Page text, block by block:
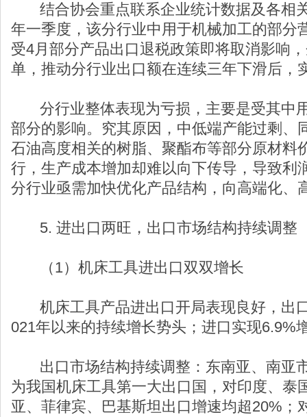
结合协会重点联系企业统计数据及各相
年一季度，该分行业中用于机械加工的部分
受4月部分产品出口退税政策即将取消影响
单，推动分行业出口额在连续三年下滑后，
分行业整体表现为亏损，主要是受其中
部分的影响。究其原因，中低端产能过剩、
石油高度相关的树脂、聚酯布等部分原材料
行，生产成本增加却难以向下传导，导致利
分行业亟需加快优化产品结构，向高端化、
5. 进出口两旺，出口市场结构持续调整
（1）机床工具进出口双双增长
机床工具产品进出口开局表现良好，出
021年以来的持续增长势头；进口实现6.9%
出口市场结构持续调整：东南亚、南亚
为我国机床工具第一大出口国，对印度、泰
亚、菲律宾、巴基斯坦出口增速均超20%；